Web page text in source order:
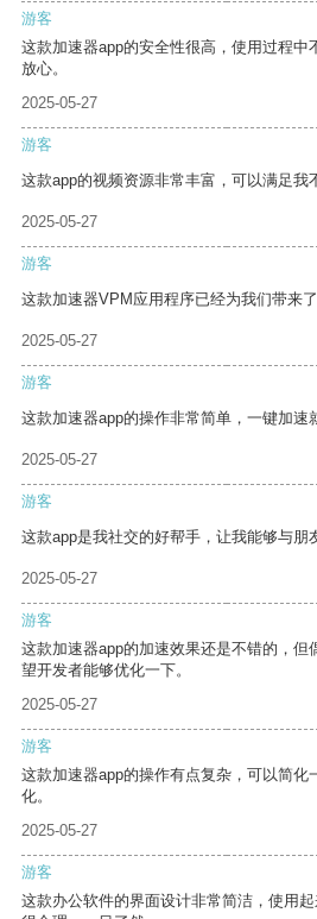
游客
这款加速器app的安全性很高，使用过程中
放心。
2025-05-27
游客
这款app的视频资源非常丰富，可以满足我
2025-05-27
游客
这款加速器VPM应用程序已经为我们带来
2025-05-27
游客
这款加速器app的操作非常简单，一键加速
2025-05-27
游客
这款app是我社交的好帮手，让我能够与朋
2025-05-27
游客
这款加速器app的加速效果还是不错的，但
望开发者能够优化一下。
2025-05-27
游客
这款加速器app的操作有点复杂，可以简化
化。
2025-05-27
游客
这款办公软件的界面设计非常简洁，使用